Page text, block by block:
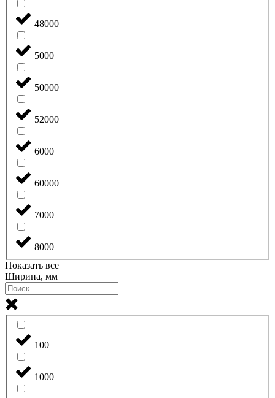
48000
5000
50000
52000
6000
60000
7000
8000
Показать все
Ширина, мм
100
1000